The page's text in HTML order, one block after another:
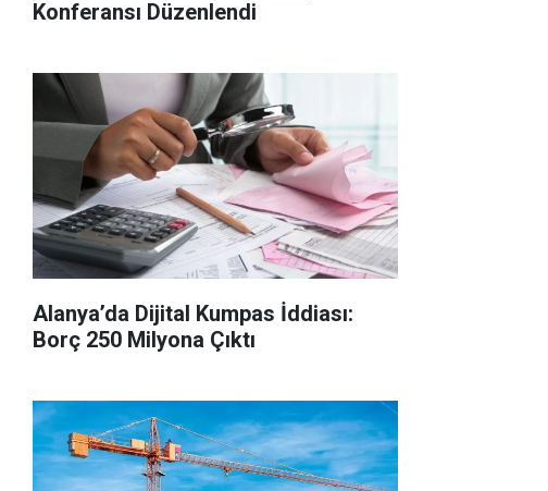
Konferansı Düzenlendi
Alanya’da Dijital Kumpas İddiası:
Borç 250 Milyona Çıktı